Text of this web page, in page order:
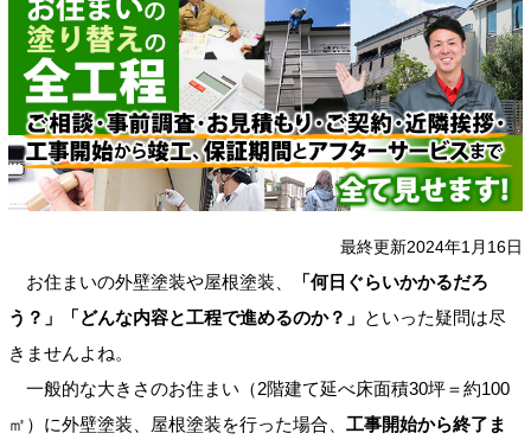
最終更新2024年1月16日
お住まいの外壁塗装や屋根塗装、
「何日ぐらいかかるだろ
う？」「どんな内容と工程で進めるのか？」 といった疑問は尽
きませんよね。
一般的な大きさのお住まい（2階建て延べ床面積30坪＝約100
㎡）に外壁塗装、屋根塗装を行った場合、 工事開始から終了ま